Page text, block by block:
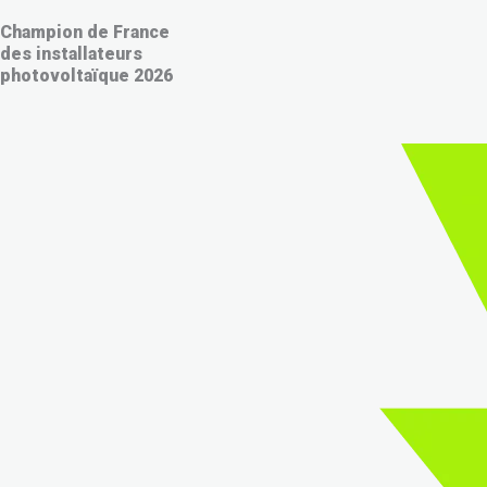
Champion de France
des installateurs
photovoltaïque 2026